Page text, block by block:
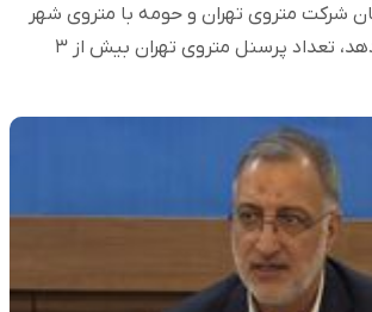
شرکت متروی تهران و حومه با متروی شهر
استانبول نشان می‌دهد، تعداد پرسنل متروی تهران بیش از ۳